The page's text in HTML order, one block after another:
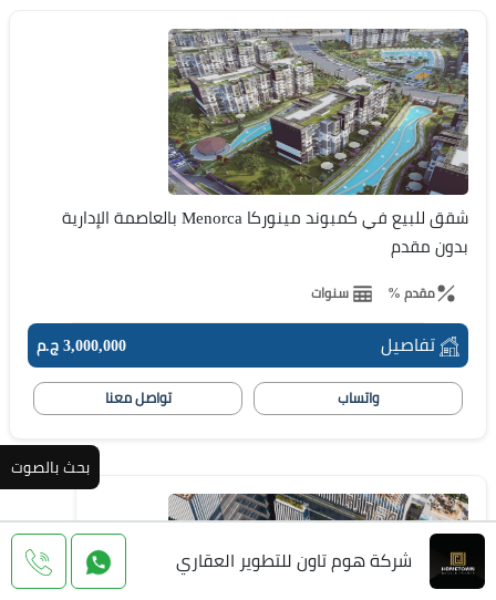
شقق للبيع في كمبوند مينوركا Menorca بالعاصمة الإدارية
بدون مقدم
مقدم % سنوات
تفاصيل 3,000,000 ج.م
واتساب تواصل معنا
بحث بالصوت
شركة هوم تاون للتطوير العقاري